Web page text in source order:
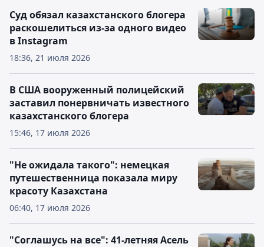
18:36, 21 июля 2026
Суд обязал казахстанского блогера
раскошелиться из-за одного видео
в Instagram
15:46, 17 июля 2026
В США вооруженный полицейский
заставил понервничать известного
казахстанского блогера
06:40, 17 июля 2026
"Не ожидала такого": немецкая
путешественница показала миру
красоту Казахстана
"Соглашусь на все": 41-летняя Асель